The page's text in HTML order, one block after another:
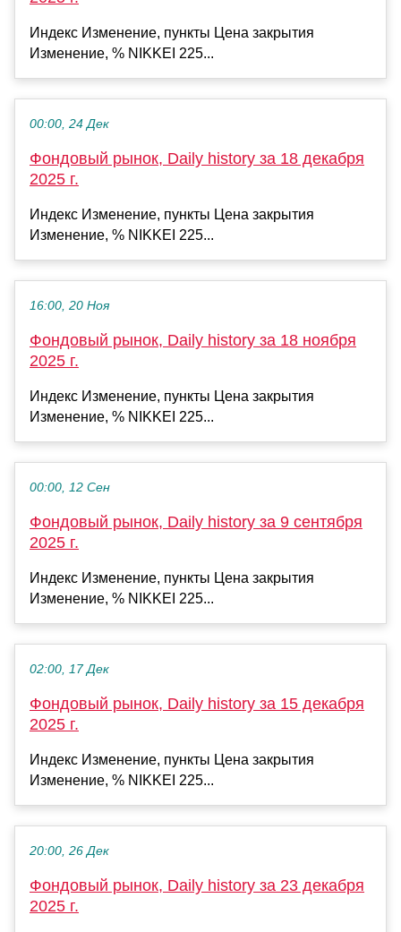
Индекс Изменение, пункты Цена закрытия
Изменение, % NIKKEI 225...
00:00, 24 Дек
Фондовый рынок, Daily history за 18 декабря
2025 г.
Индекс Изменение, пункты Цена закрытия
Изменение, % NIKKEI 225...
16:00, 20 Ноя
Фондовый рынок, Daily history за 18 ноября
2025 г.
Индекс Изменение, пункты Цена закрытия
Изменение, % NIKKEI 225...
00:00, 12 Сен
Фондовый рынок, Daily history за 9 сентября
2025 г.
Индекс Изменение, пункты Цена закрытия
Изменение, % NIKKEI 225...
02:00, 17 Дек
Фондовый рынок, Daily history за 15 декабря
2025 г.
Индекс Изменение, пункты Цена закрытия
Изменение, % NIKKEI 225...
20:00, 26 Дек
Фондовый рынок, Daily history за 23 декабря
2025 г.